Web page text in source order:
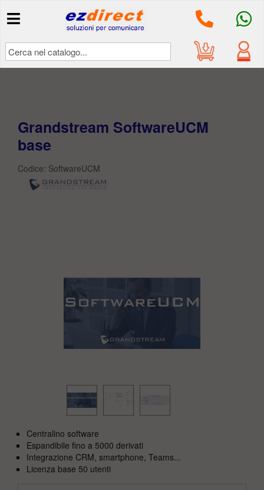
Il mio
account
Grandstream SoftwareUCM
base
Codice: SoftwareUCM
Centralino software
Espandibile fino a 5000 derivati
Integrazione CRM, smartphone, Teams...
Licenza base 50 utenti